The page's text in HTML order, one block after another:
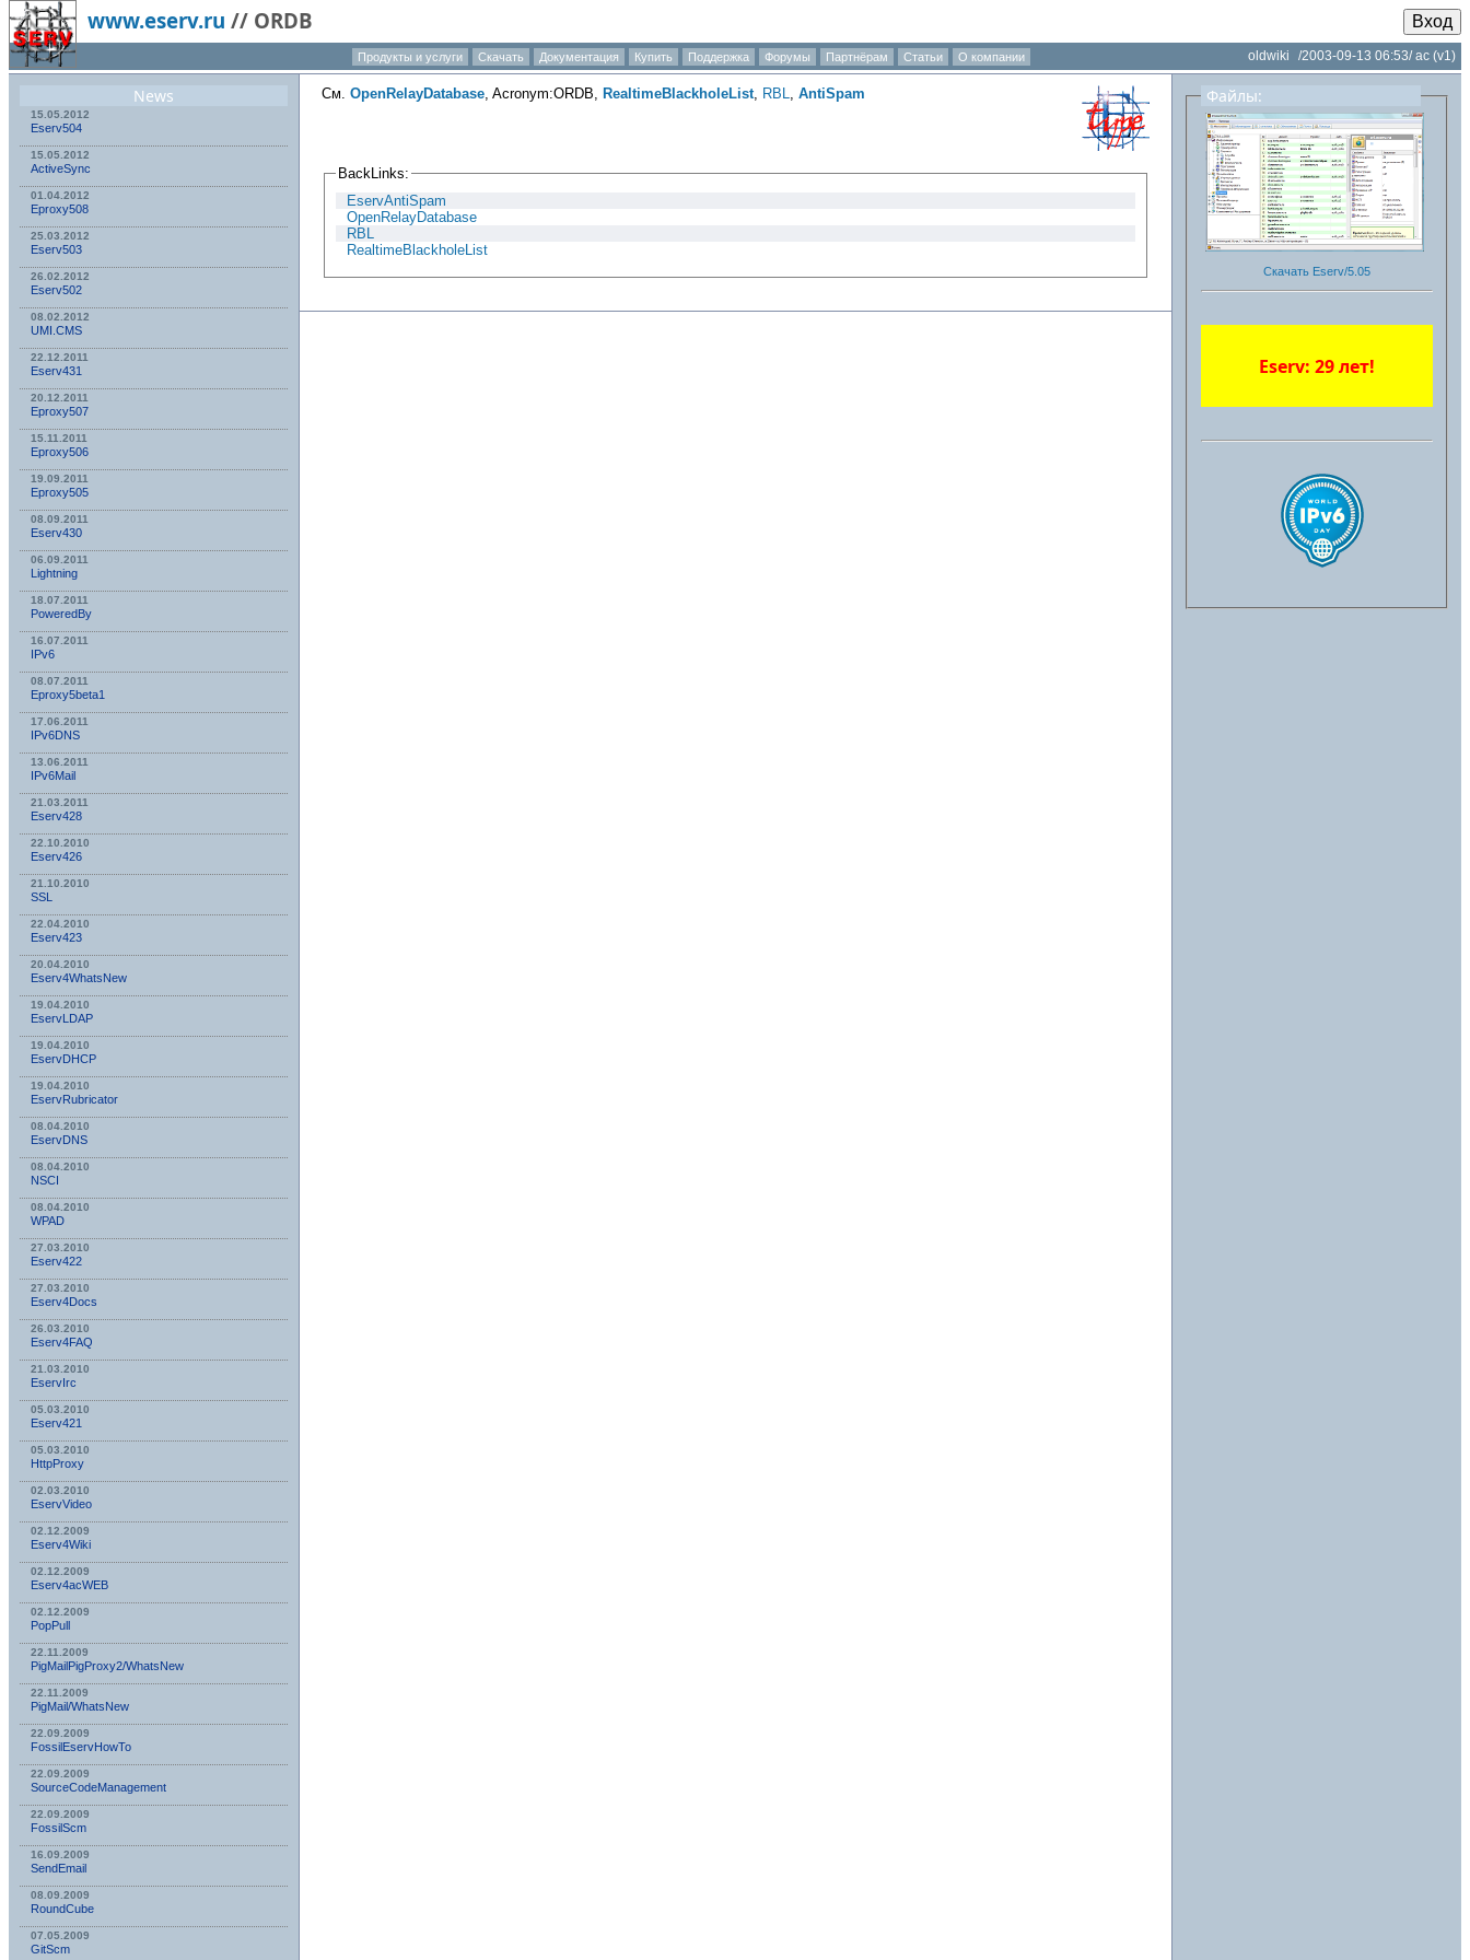
Вход
www.eserv.ru // ORDB
oldwiki /2003-09-13 06:53/ac (v1)
Продукты и услуги Скачать Документация Купить Поддержка Форумы Партнёрам Статьи О компании
News
15.05.2012
Eserv504
15.05.2012
ActiveSync
01.04.2012
Eproxy508
25.03.2012
Eserv503
26.02.2012
Eserv502
08.02.2012
UMI.CMS
22.12.2011
Eserv431
20.12.2011
Eproxy507
15.11.2011
Eproxy506
19.09.2011
Eproxy505
08.09.2011
Eserv430
06.09.2011
Lightning
18.07.2011
PoweredBy
16.07.2011
IPv6
08.07.2011
Eproxy5beta1
17.06.2011
IPv6DNS
13.06.2011
IPv6Mail
21.03.2011
Eserv428
22.10.2010
Eserv426
21.10.2010
SSL
22.04.2010
Eserv423
20.04.2010
Eserv4WhatsNew
19.04.2010
EservLDAP
19.04.2010
EservDHCP
19.04.2010
EservRubricator
08.04.2010
EservDNS
08.04.2010
NSСI
08.04.2010
WPAD
27.03.2010
Eserv422
27.03.2010
Eserv4Docs
26.03.2010
Eserv4FAQ
21.03.2010
EservIrc
05.03.2010
Eserv421
05.03.2010
HttpProxy
02.03.2010
EservVideo
02.12.2009
Eserv4Wiki
02.12.2009
Eserv4acWEB
02.12.2009
PopPull
22.11.2009
PigMailPigProxy2/WhatsNew
22.11.2009
PigMail/WhatsNew
22.09.2009
FossilEservHowTo
22.09.2009
SourceCodeManagement
22.09.2009
FossilScm
16.09.2009
SendEmail
08.09.2009
RoundCube
07.05.2009
GitScm
См. OpenRelayDatabase, Acronym:ORDB, RealtimeBlackholeList, RBL, AntiSpam
BackLinks:
EservAntiSpam
OpenRelayDatabase
RBL
RealtimeBlackholeList
Файлы:
Скачать Eserv/5.05
Eserv: 29 лет!